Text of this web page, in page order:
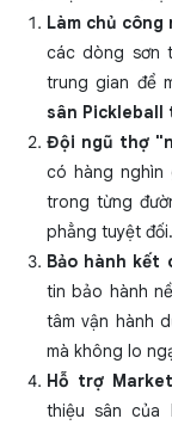
Làm chủ công
các dòng sơn
trung gian để
sân Pickleball
Đội ngũ thợ
có hàng nghìn
trong từng
phẳng tuyệt đối.
Bảo hành kết
tin bảo hành
tâm vận hành
mà không lo
Hỗ trợ
thiệu sân của